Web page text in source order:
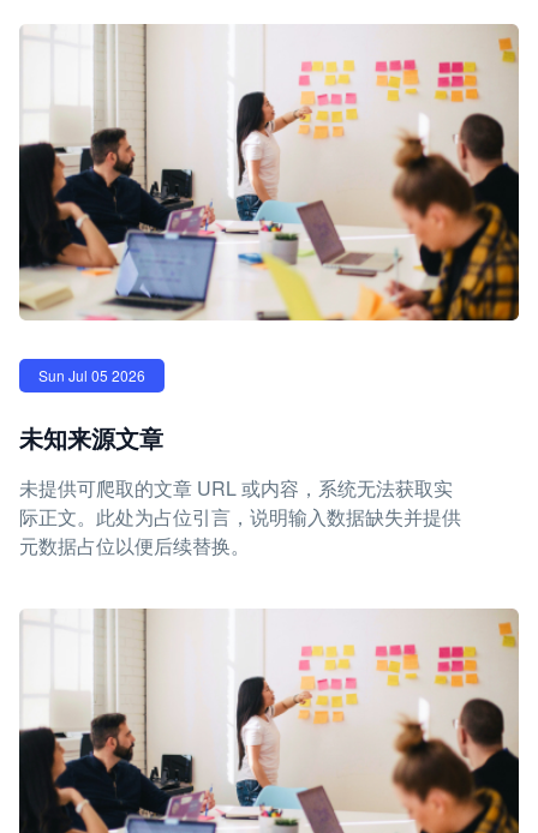
Sun Jul 05 2026
未知来源文章
未提供可爬取的文章 URL 或内容，系统无法获取实
际正文。此处为占位引言，说明输入数据缺失并提供
元数据占位以便后续替换。